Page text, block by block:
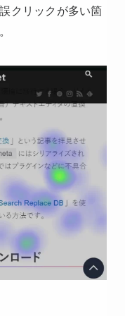
クリックが多い箇